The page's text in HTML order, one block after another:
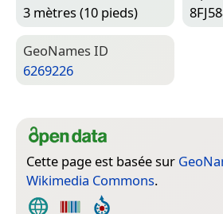
3 mètres (10 pieds)
Geo­Names ID
6269226
Cette page est basée sur
Wikimedia Commons.